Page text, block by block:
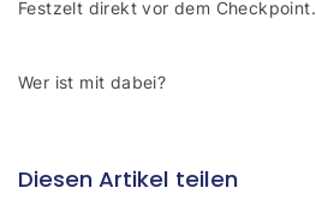
Festzelt direkt vor dem Checkpoint.
Wer ist mit dabei?
Diesen Artikel teilen